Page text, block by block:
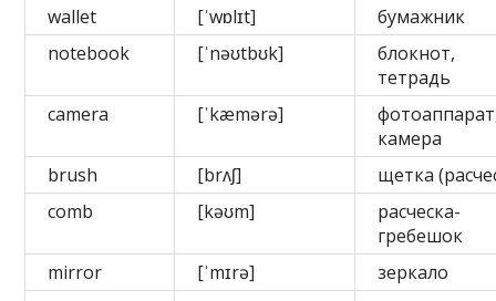
wallet
[ˈwɒlɪt]
бумажник
notebook
[ˈnəʊtbʊk]
блокнот,
тетрадь
camera
[ˈkæmərə]
камера
brush
[brʌʃ]
щетка
comb
[kəʊm]
расческа-
гребешок
mirror
[ˈmɪrə]
зеркало